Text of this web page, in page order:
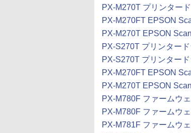
PX-M270T プリンター
PX-M270FT EPSON
PX-M270T EPSON
PX-S270T プリンター
PX-S270T プリンター
PX-M270FT EPSON
PX-M270T EPSON
PX-M780F ファームウ
PX-M780F ファームウ
PX-M781F ファームウ